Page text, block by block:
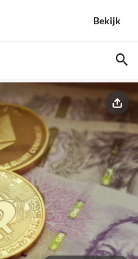
Bekijk